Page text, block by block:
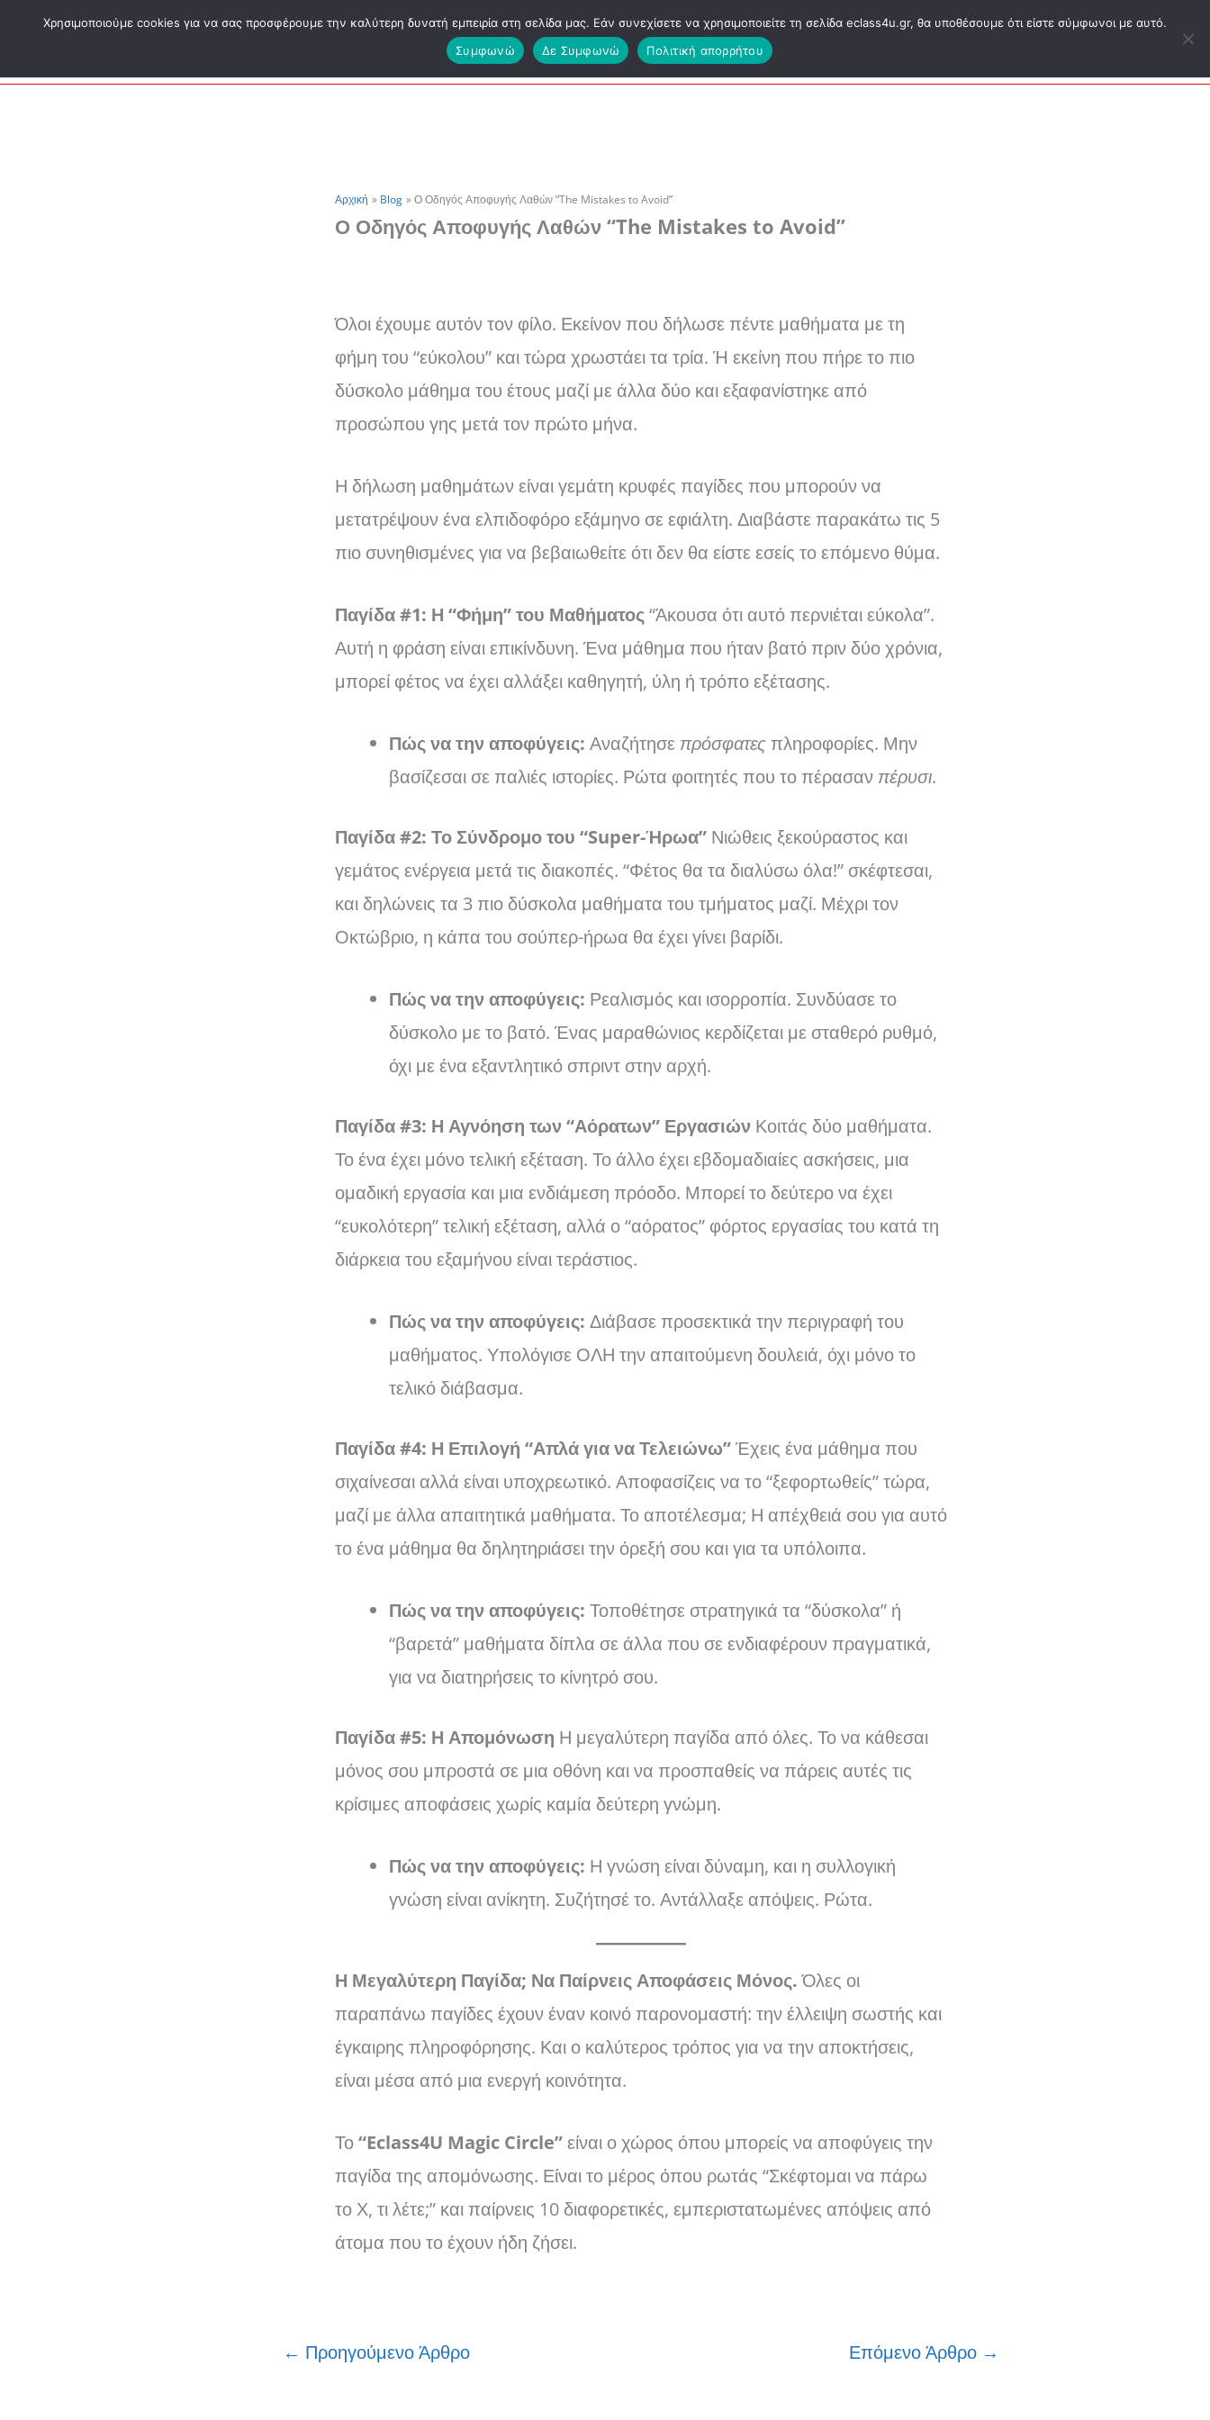
Μετάβαση
περιεχόμενο
ΕΑΠ ΔΕΟ
Αρχική Blog Ο Οδηγός Αποφυγής Λαθών “The Mistakes to Avoid”
Ο Οδηγός Αποφυγής Λαθών “The Mistakes to Avoid”
Όλοι έχουμε αυτόν τον φίλο. Εκείνον που δήλωσε πέντε μαθήματα με τη
φήμη του “εύκολου” και τώρα χρωστάει τα τρία. Ή εκείνη που πήρε το πιο
δύσκολο μάθημα του έτους μαζί με άλλα δύο και εξαφανίστηκε από
προσώπου γης μετά τον πρώτο μήνα.
Η δήλωση μαθημάτων είναι γεμάτη κρυφές παγίδες που μπορούν να
μετατρέψουν ένα ελπιδοφόρο εξάμηνο σε εφιάλτη. Διαβάστε παρακάτω τις 5
πιο συνηθισμένες για να βεβαιωθείτε ότι δεν θα είστε εσείς το επόμενο θύμα.
Παγίδα #1: Η “Φήμη” του Μαθήματος“Άκουσα ότι αυτό περνιέται εύκολα”.
Αυτή η φράση είναι επικίνδυνη. Ένα μάθημα που ήταν βατό πριν δύο χρόνια,
μπορεί φέτος να έχει αλλάξει καθηγητή, ύλη ή τρόπο εξέτασης.
Πώς να την αποφύγεις: Αναζήτησε πρόσφατες πληροφορίες. Μην
βασίζεσαι σε παλιές ιστορίες. Ρώτα φοιτητές που το πέρασαν πέρυσι.
Παγίδα #2: Το Σύνδρομο του “Super-Ήρωα” Νιώθεις ξεκούραστος και
γεμάτος ενέργεια μετά τις διακοπές. “Φέτος θα τα διαλύσω όλα!” σκέφτεσαι,
και δηλώνεις τα 3 πιο δύσκολα μαθήματα του τμήματος μαζί. Μέχρι τον
Οκτώβριο, η κάπα του σούπερ-ήρωα θα έχει γίνει βαρίδι.
Πώς να την αποφύγεις: Ρεαλισμός και ισορροπία. Συνδύασε το
δύσκολο με το βατό. Ένας μαραθώνιος κερδίζεται με σταθερό ρυθμό,
όχι με ένα εξαντλητικό σπριντ στην αρχή.
Παγίδα #3: Η Αγνόηση των “Αόρατων” Εργασιών Κοιτάς δύο μαθήματα.
Το ένα έχει μόνο τελική εξέταση. Το άλλο έχει εβδομαδιαίες ασκήσεις, μια
ομαδική εργασία και μια ενδιάμεση πρόοδο. Μπορεί το δεύτερο να έχει
“ευκολότερη” τελική εξέταση, αλλά ο “αόρατος” φόρτος εργασίας του κατά τη
διάρκεια του εξαμήνου είναι τεράστιος.
Πώς να την αποφύγεις: Διάβασε προσεκτικά την περιγραφή του
μαθήματος. Υπολόγισε ΟΛΗ την απαιτούμενη δουλειά, όχι μόνο το
τελικό διάβασμα.
Παγίδα #4: Η Επιλογή “Απλά για να Τελειώνω”Έχεις ένα μάθημα που
σιχαίνεσαι αλλά είναι υποχρεωτικό. Αποφασίζεις να το “ξεφορτωθείς” τώρα,
μαζί με άλλα απαιτητικά μαθήματα. Το αποτέλεσμα; Η απέχθειά σου για αυτό
το ένα μάθημα θα δηλητηριάσει την όρεξή σου και για τα υπόλοιπα.
Πώς να την αποφύγεις: Τοποθέτησε στρατηγικά τα “δύσκολα” ή
“βαρετά” μαθήματα δίπλα σε άλλα που σε ενδιαφέρουν πραγματικά,
για να διατηρήσεις το κίνητρό σου.
Παγίδα #5: Η Απομόνωση Η μεγαλύτερη παγίδα από όλες. Το να κάθεσαι
μόνος σου μπροστά σε μια οθόνη και να προσπαθείς να πάρεις αυτές τις
κρίσιμες αποφάσεις χωρίς καμία δεύτερη γνώμη.
Πώς να την αποφύγεις: Η γνώση είναι δύναμη, και η συλλογική
γνώση είναι ανίκητη. Συζήτησέ το. Αντάλλαξε απόψεις. Ρώτα.
Η Μεγαλύτερη Παγίδα; Να Παίρνεις Αποφάσεις Μόνος.Όλες οι
παραπάνω παγίδες έχουν έναν κοινό παρονομαστή: την έλλειψη σωστής και
έγκαιρης πληροφόρησης. Και ο καλύτερος τρόπος για να την αποκτήσεις,
είναι μέσα από μια ενεργή κοινότητα.
Το“Eclass4U Magic Circle”είναι ο χώρος όπου μπορείς να αποφύγεις την
παγίδα της απομόνωσης. Είναι το μέρος όπου ρωτάς “Σκέφτομαι να πάρω
το Χ, τι λέτε;” και παίρνεις 10 διαφορετικές, εμπεριστατωμένες απόψεις από
άτομα που το έχουν ήδη ζήσει.
← Προηγούμενο Άρθρο Επόμενο Άρθρο →
Χρησιμοποιούμε cookies για να σας προσφέρουμε την καλύτερη δυνατή εμπειρία στη σελίδα μας. Εάν συνεχίσετε να χρησιμοποιείτε τη σελίδα eclass4u.gr, θα υποθέσουμε ότι είστε σύμφωνοι με αυτό.
Συμφωνώ
Δε Συμφωνώ Πολιτική απορρήτου